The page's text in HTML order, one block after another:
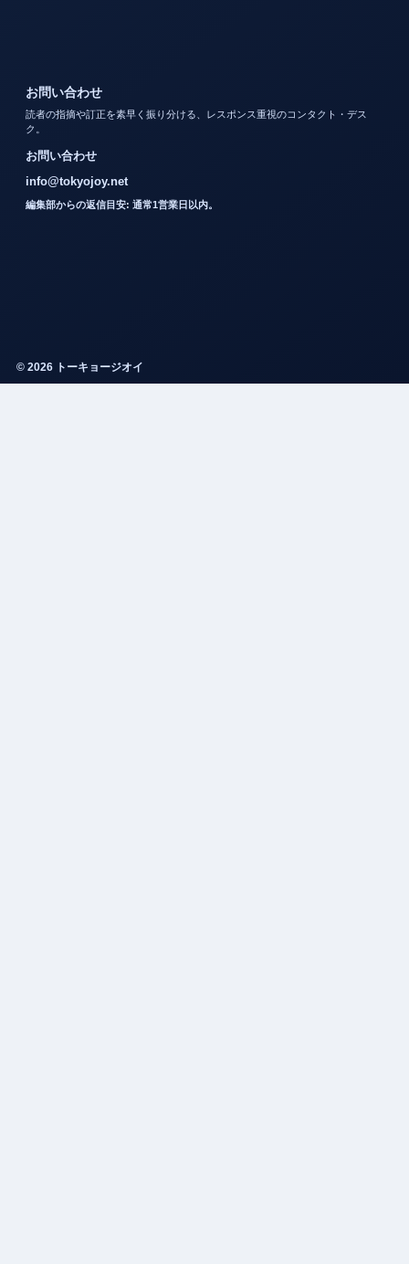
お問い合わせ
読者の指摘や訂正を素早く振り分ける、レスポンス重視のコンタクト・デス
ク。
お問い合わせ
info@tokyojoy.net
編集部からの返信目安: 通常1営業日以内。
© 2026 トーキョージオイ